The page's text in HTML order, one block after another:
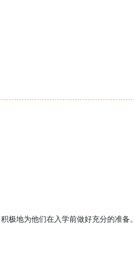
极地为他们在入学前做好充分的准备。